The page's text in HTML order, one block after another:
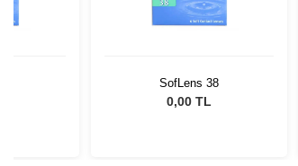
SofLens 38
0,00 TL